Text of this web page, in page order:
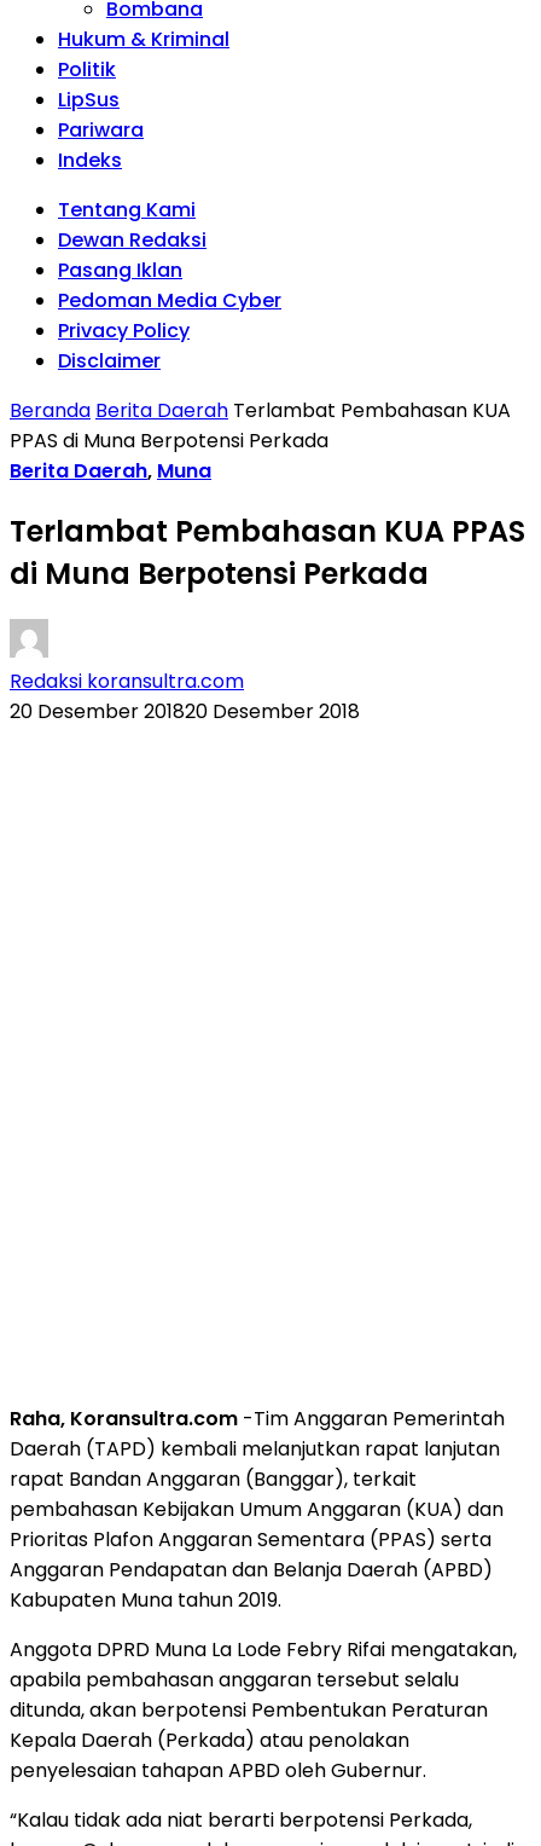
Bombana
Hukum & Kriminal
Politik
LipSus
Pariwara
Indeks
Tentang Kami
Dewan Redaksi
Pasang Iklan
Pedoman Media Cyber
Privacy Policy
Disclaimer
Beranda Berita Daerah Terlambat Pembahasan KUA
PPAS di Muna Berpotensi Perkada
Berita Daerah, Muna
Terlambat Pembahasan KUA PPAS
di Muna Berpotensi Perkada
Redaksi koransultra.com
20 Desember 201820 Desember 2018
Raha, Koransultra.com -Tim Anggaran Pemerintah
Daerah (TAPD) kembali melanjutkan rapat lanjutan
rapat Bandan Anggaran (Banggar), terkait
pembahasan Kebijakan Umum Anggaran (KUA) dan
Prioritas Plafon Anggaran Sementara (PPAS) serta
Anggaran Pendapatan dan Belanja Daerah (APBD)
Kabupaten Muna tahun 2019.
Anggota DPRD Muna La Lode Febry Rifai mengatakan,
apabila pembahasan anggaran tersebut selalu
ditunda, akan berpotensi Pembentukan Peraturan
Kepala Daerah (Perkada) atau penolakan
penyelesaian tahapan APBD oleh Gubernur.
“Kalau tidak ada niat berarti berpotensi Perkada,